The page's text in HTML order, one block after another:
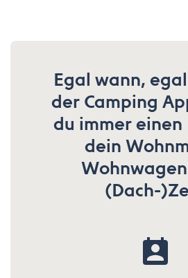
Egal wann,
der Camping
du immer
dein
(Dach-